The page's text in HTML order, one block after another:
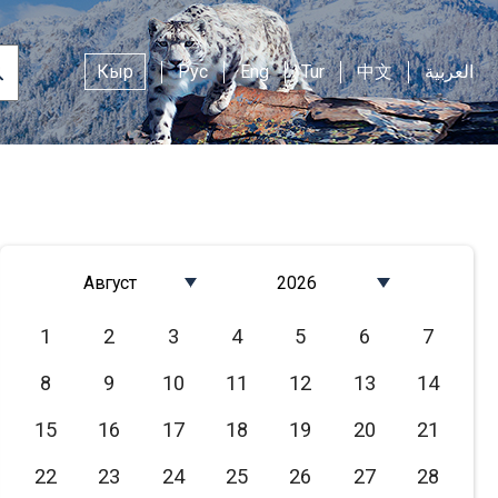
Кыр Рус Eng Tur 中文 العربية
Август
Март
Апрель
Июнь
2026
2024
2023
2021
1 2 3 4 5 6
7
8
9 10 11 12 13
14
15
16 17 18 19 20
21
22
23 24 25 26 27
28